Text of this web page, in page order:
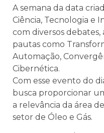
A semana da data
Ciência, Tecnologia e
com diversos debates,
pautas como
Automação,
Cibernética.
Com esse evento do
busca proporcionar
a relevância da área
setor de Óleo e Gás.